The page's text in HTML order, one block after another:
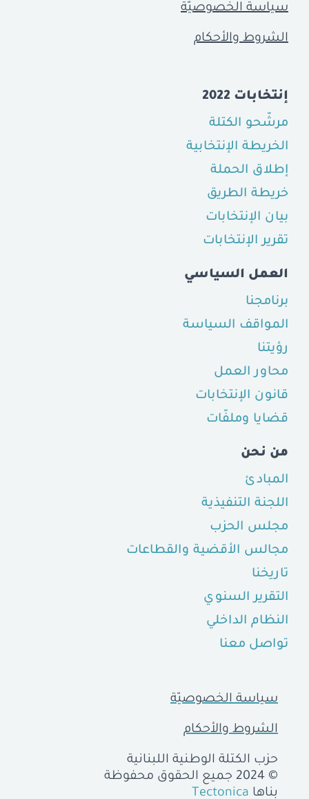
سياسة الخصوصيّة
الشروط والأحكام
إنتخابات 2022
مرشّحو الكتلة
الخريطة الإنتخابية
إطلاق الحملة
خريطة الطريق
بيان الإنتخابات
تقرير الإنتخابات
العمل السياسي
برنامجنا
المواقف السياسة
رؤيتنا
محاور العمل
قانون الإنتخابات
قضايا وملفّات
من نحن
المبادئ
اللجنة التنفيذية
مجلس الحزب
مجالس الأقضية والقطاعات
تاريخنا
التقرير السنوي
النظام الداخلي
تواصل معنا
سياسة الخصوصيّة
الشروط والأحكام
حزب الكتلة الوطنية اللبنانية
© 2024 جميع الحقوق محفوظة
بناها Tectonica